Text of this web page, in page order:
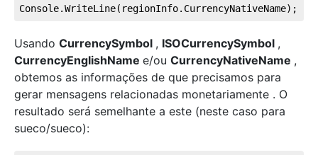
Console.WriteLine(regionInfo.CurrencyNativeName);
Usando CurrencySymbol , ISOCurrencySymbol ,
CurrencyEnglishName e/ou CurrencyNativeName ,
obtemos as informações de que precisamos para
gerar mensagens relacionadas monetariamente . O
resultado será semelhante a este (neste caso para
sueco/sueco):